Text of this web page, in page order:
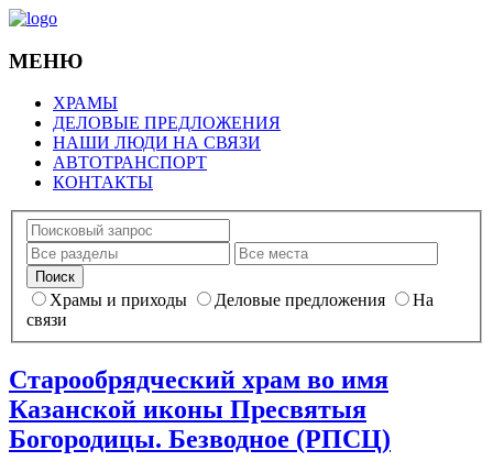
МЕНЮ
ХРАМЫ
ДЕЛОВЫЕ ПРЕДЛОЖЕНИЯ
НАШИ ЛЮДИ НА СВЯЗИ
АВТОТРАНСПОРТ
КОНТАКТЫ
Храмы и приходы Деловые предложения
На
связи
Старообрядческий храм во имя
Казанской иконы Пресвятыя
Богородицы. Безводное (РПСЦ)